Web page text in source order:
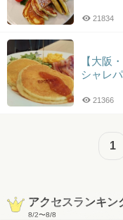
21834
【大阪
シャレ
21366
1
アクセスランキン
8/2〜8/8